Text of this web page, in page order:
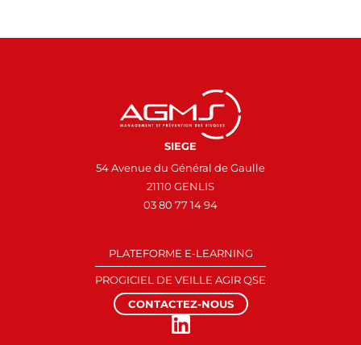
SIEGE
54 Avenue du Général de Gaulle
21110 GENLIS
03 80 77 14 94
PLATEFORME E-LEARNING
PROGICIEL DE VEILLE AGIR QSE
CONTACTEZ-NOUS